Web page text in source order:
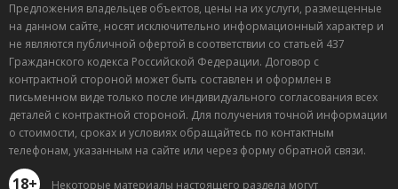
Предложения владельцев объектов, цены на их услуги, размещенные
на данном сайте, носят исключительно информационный характер и
не являются публичной офертой в соответствии со статьей 437
Гражданского кодекса Российской Федерации. Договор с
контрактной стороной может быть составлен и оформлен в
письменном виде только после индивидуального согласования всех
деталей с контрактной стороной. Для получения точной информации
о стоимости, сроках и условиях обращайтесь по контактным
телефонам, указанным на сайте или через форму обратной связи.
18+ Некоторые материалы настоящего раздела могут